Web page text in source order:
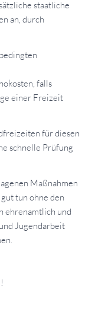
staatliche
an, durch
falls
einer Freizeit
für diesen
schnelle Prüfung
Maßnahmen
tun ohne den
ehrenamtlich und
Jugendarbeit